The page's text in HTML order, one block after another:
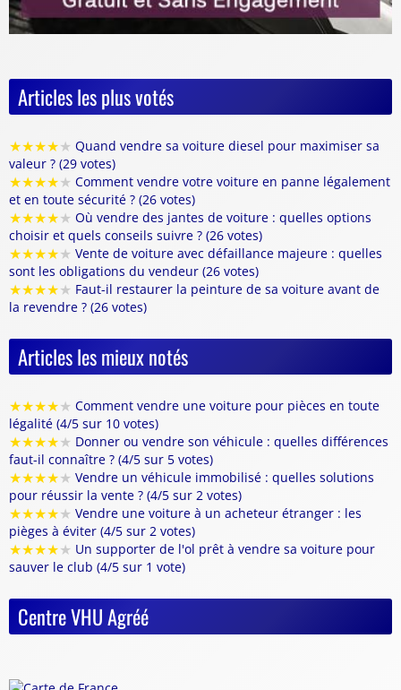
Articles les plus votés
★★★★★ Quand vendre sa voiture diesel pour maximiser sa
valeur ? (29 votes)
★★★★★ Comment vendre votre voiture en panne légalement
et en toute sécurité ? (26 votes)
★★★★★ Où vendre des jantes de voiture : quelles options
choisir et quels conseils suivre ? (26 votes)
★★★★★ Vente de voiture avec défaillance majeure : quelles
sont les obligations du vendeur (26 votes)
★★★★★ Faut-il restaurer la peinture de sa voiture avant de
la revendre ? (26 votes)
Articles les mieux notés
★★★★★ Comment vendre une voiture pour pièces en toute
légalité (4/5 sur 10 votes)
★★★★★ Donner ou vendre son véhicule : quelles différences
faut-il connaître ? (4/5 sur 5 votes)
★★★★★ Vendre un véhicule immobilisé : quelles solutions
pour réussir la vente ? (4/5 sur 2 votes)
★★★★★ Vendre une voiture à un acheteur étranger : les
pièges à éviter (4/5 sur 2 votes)
★★★★★ Un supporter de l'ol prêt à vendre sa voiture pour
sauver le club (4/5 sur 1 vote)
Centre VHU Agréé